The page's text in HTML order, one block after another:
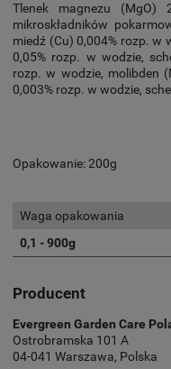
Tlenek magnezu (MgO)
mikroskładników
miedź (Cu) 0,004% rozp. w
0,05% rozp. w wodzie,
rozp. w wodzie, molibden
0,003% rozp. w wodzie,
Opakowanie: 200g
Waga opakowania
0,1 - 900g
Producent
Evergreen Garden Care
Ostrobramska 101 A
04-041 Warszawa, Polska